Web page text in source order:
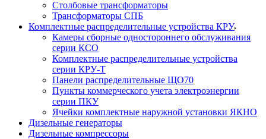
Столбовые трансформаторы
Трансформаторы СПБ
Комплектные распределительные устройства КРУ
Камеры сборные одностороннего обслуживания
серии КСО
Комплектные распределительные устройства
серии КРУ-Т
Панели распределительные ЩО70
Пункты коммерческого учета электроэнергии
серии ПКУ
Ячейки комплектные наружной установки ЯКНО
Дизельные генераторы
Дизельные компрессоры